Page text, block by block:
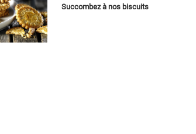
Succombez à nos biscuits